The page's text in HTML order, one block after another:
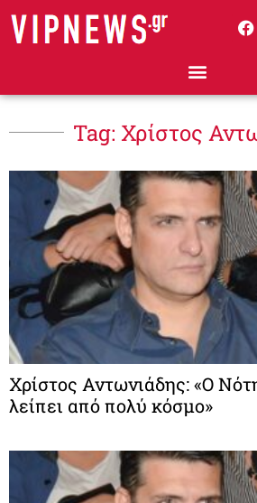
Tag: Χρίστος
Χρίστος Αντωνιάδης: «Ο
λείπει από πολύ κόσμο»